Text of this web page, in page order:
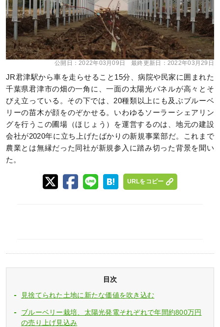
公開日：2022年03月09日 最終更新日： 2022年03月29日
JR君津駅から車を走らせること15分、病院や民家に囲まれた
千葉県君津市の畑の一角に、一面の太陽光パネルが高々とそ
びえ立っている。その下では、20種類以上にも及ぶブルーベ
リーの苗木が顔をのぞかせる。いわゆるソーラーシェアリン
グを行うこの圃場（ほじょう）を運営するのは、地元の建設
会社が2020年に立ち上げたばかりの新規事業部だ。これまで
農業とは無縁だった同社が新規参入に踏み切った背景を聞い
た。
URLをコピー
目次
見捨てられた土地に新たな価値を吹き込む
ブルーベリー栽培、太陽光発電それぞれで年間約800万円
の売り上げ見込み